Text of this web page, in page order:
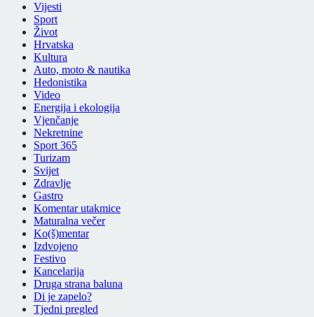
Vijesti
Sport
Život
Hrvatska
Kultura
Auto, moto & nautika
Hedonistika
Video
Energija i ekologija
Vjenčanje
Nekretnine
Sport 365
Turizam
Svijet
Zdravlje
Gastro
Komentar utakmice
Maturalna večer
Ko(š)mentar
Izdvojeno
Festivo
Kancelarija
Druga strana baluna
Di je zapelo?
Tjedni pregled